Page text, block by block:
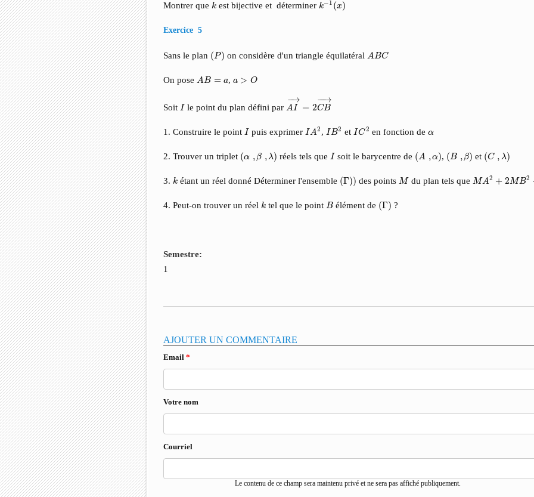
Montrer que k est bijective et déterminer k−1 (x)
Exercice 5
Sans le plan (P)
( P) on considère d'un triangle équilatéral A BC
A BC
On pose A B = a
A B= ,a > O
>O
Soit II le point du plan défini par
−→
A I = 2
−
−→
CB
→ B→
1. Construire le point II puis exprimer I A2
IA2, I B2
IB2 et IC2
IC2 en fonction deα
α
2. Trouver un triplet (α , β , λ)
( λ réels tels que II soit le barycentre de (A ,α)
( A , (B , β)
( B, ) et (C , λ)
(C, )
3. k
k étant un réel donné Déterminer l'ensemble (Γ))
(Γ)) des points M
Mdu plan tels que M A2 + 2 M B2
MA2 M B2−2
4. Peut-on trouver un réel k
k tel que le point B
B élément de (Γ)
(Γ) ?
Semestre:
1
AJOUTER UN COMMENTAIRE
Email*
Votre nom
Courriel
Le contenu de ce champ sera maintenu privé et ne sera pas affiché publiquement.